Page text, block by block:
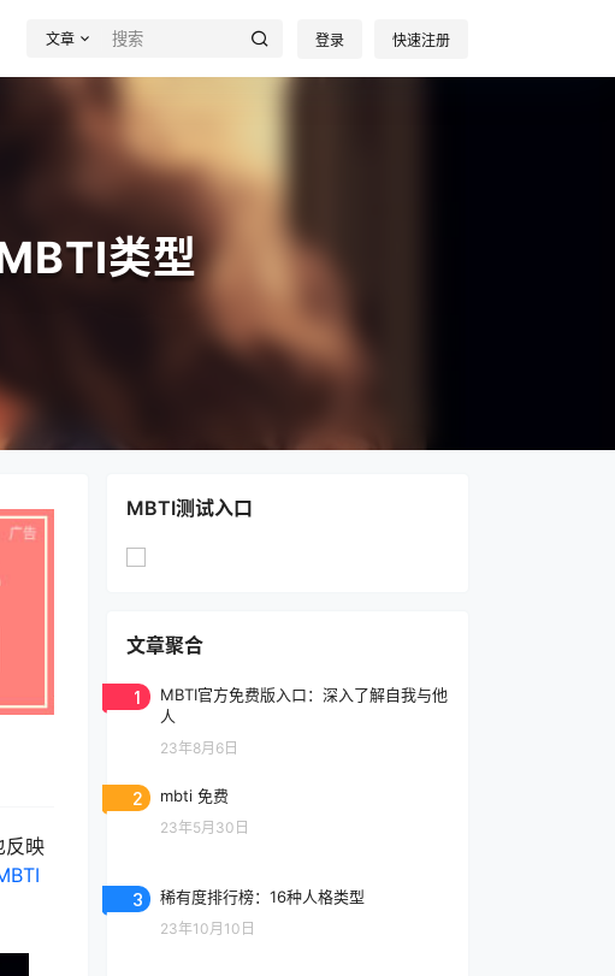
文章 登录 快速注册
类型
反映
MBTI测试入口
文章聚合
1
MBTI官方免费版入口：深入了解自我与他
人
23年8月6日
2 mbti 免费
23年5月30日
3 稀有度排行榜：16种人格类型
23年10月10日